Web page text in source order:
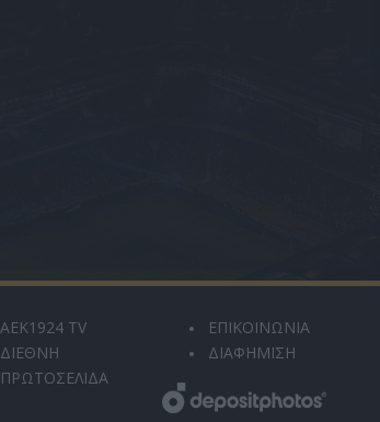
AEK1924 TV
ΔΙΕΘΝΗ
ΠΡΩΤΟΣΕΛΙΔΑ
ΕΠΙΚΟΙΝΩΝΙΑ
ΔΙΑΦΗΜΙΣΗ